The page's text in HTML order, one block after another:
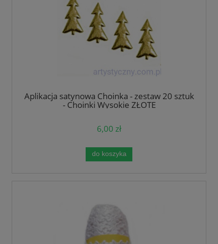
Aplikacja satynowa Choinka - zestaw 20 sztuk
- Choinki Wysokie ZŁOTE
6,00 zł
do koszyka